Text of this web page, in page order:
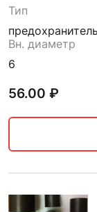
Тип
Вн. диаметр
6
56.00 ₽